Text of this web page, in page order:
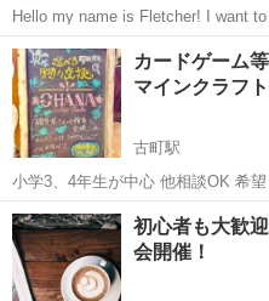
Hello my name is Fletcher! I want
for free! 無料であなたに英語を教え
愛媛 松山市 英語 クラス
カードゲーム
マインクラフ
古町駅
小学3、4年生が中心 他相談OK 希
モニター価格 1/21、11:00 他 現在
愛媛 松山市 古町駅 英会
初心者も大歓
会開催！